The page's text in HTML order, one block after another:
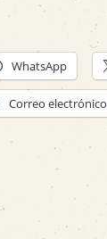
WhatsApp
Correo electrónico